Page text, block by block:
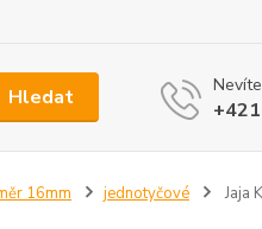
Hledat
16mm jednotyčové Jaja